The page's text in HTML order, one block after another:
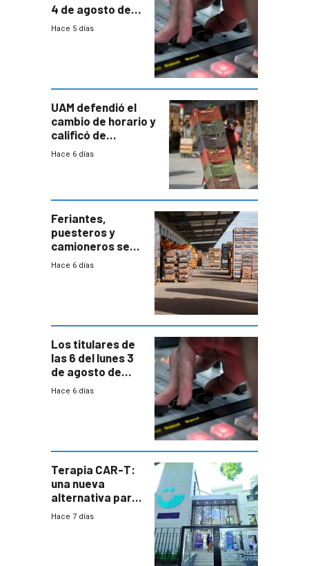
4 de agosto de
2026
Hace 5 días
UAM defendió el
cambio de horario y
calificó de
“desproporcionado”
Hace 6 días
Feriantes,
puesteros y
camioneros se
movilizaron en
Hace 6 días
Los titulares de
las 6 del lunes 3
de agosto de
2026
Hace 6 días
Terapia CAR-T:
una nueva
alternativa para
niños y
Hace 7 días